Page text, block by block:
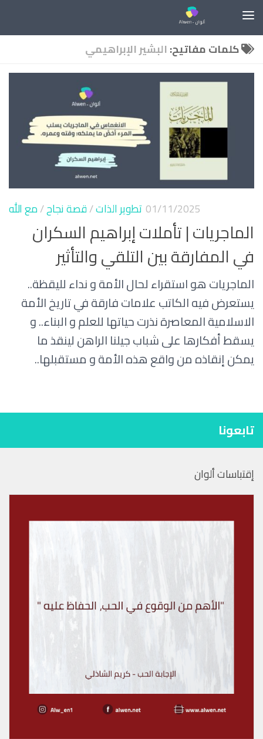
كلمات مفاتيح:البشير الإبراهيمي
تطوير الذات/قصة نجاح/مع الله 01/11/2025
الماجريات | تأملات إبراهيم السكران
في المفارقة بين التلقي والتأثير
الماجريات هو استقراء لحال الأمة و نداء لليقظة..
يستعرض فيه الكاتب علامات فارقة في تاريخ الأمة
الاسلامية المعاصرة نذرت حياتها للعلم و البناء.. و
يسقط أفكارها على شباب جيلنا الراهن لينقذ ما
يمكن إنقاذه من واقع هذه الأمة و مستقبلها..
تابعونا
إقتباسات ألوان